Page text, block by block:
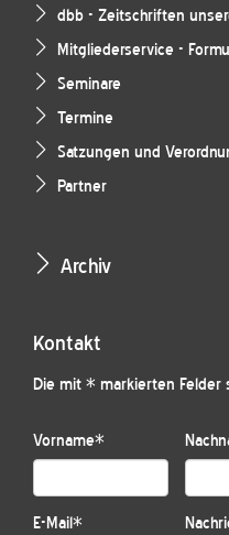
dbb - Zeitschriften
Mitgliederservice -
Seminare
Termine
Satzungen und
Partner
Archiv
Kontakt
Die mit * markierten Felder
Vorname*
E-Mail*